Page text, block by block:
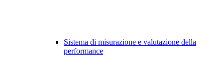
Sistema di misurazione e valutazione della
performance